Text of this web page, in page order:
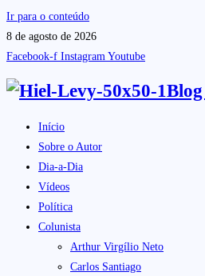
Ir para o conteúdo
8 de agosto de 2026
Facebook-f Instagram Youtube
Início
Sobre o Autor
Dia-a-Dia
Vídeos
Política
Colunista
Arthur Virgílio Neto
Carlos Santiago